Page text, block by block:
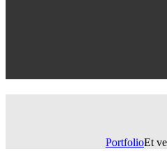
PortfolioEt